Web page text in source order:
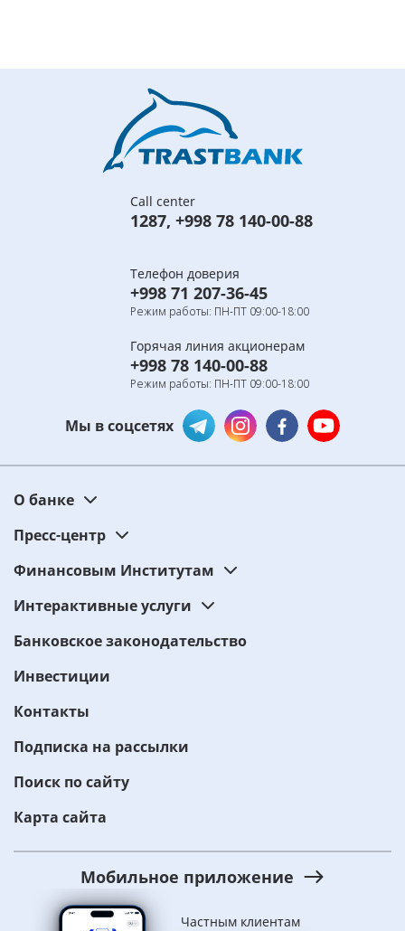
Call center
1287, +998 78 140-00-88
Телефон доверия
+998 71 207-36-45
Режим работы: ПН-ПТ 09:00-18:00
Горячая линия акционерам
+998 78 140-00-88
Режим работы: ПН-ПТ 09:00-18:00
Мы в соцсетях
О банке
Пресс-центр
Финансовым Институтам
Интерактивные услуги
Банковское законодательство
Инвестиции
Контакты
Подписка на рассылки
Поиск по сайту
Карта сайта
Мобильное приложение
Частным клиентам